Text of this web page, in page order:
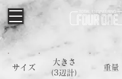
サイズ
大きさ
​（3辺計）
重量